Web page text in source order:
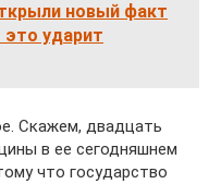
новый факт
это ударит
Скажем, двадцать
в ее сегодняшнем
что государство